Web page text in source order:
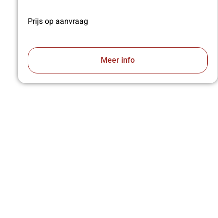
Prijs op aanvraag
Meer info